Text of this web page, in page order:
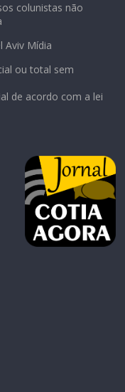
colunistas não
Aviv Mídia
ou total sem
de acordo com a lei